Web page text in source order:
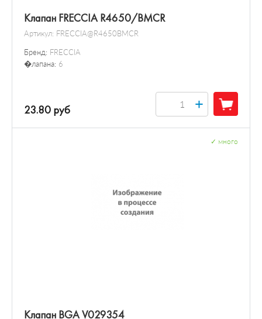
Клапан FRECCIA R4650/BMCR
Артикул: FRECCIA@R4650BMCR
Бренд: FRECCIA
�лапана: 6
23.80 руб +
Клапан BGA V029354
много